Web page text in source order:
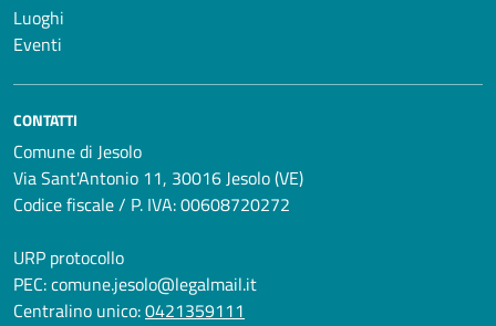
Luoghi
Eventi
CONTATTI
Comune di Jesolo
Via Sant'Antonio 11, 30016 Jesolo (VE)
Codice fiscale / P. IVA: 00608720272
URP protocollo
PEC:comune.jesolo@legalmail.it
Centralino unico:0421359111